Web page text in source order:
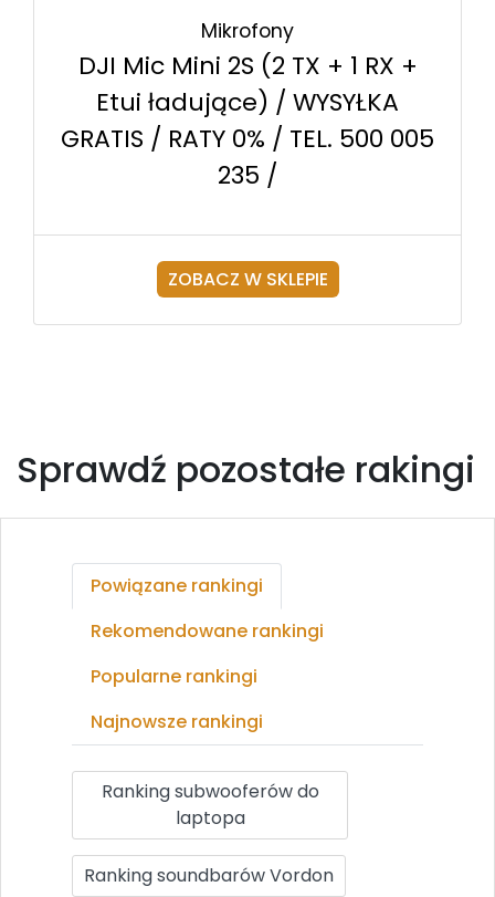
Mikrofony
DJI Mic Mini 2S (2 TX + 1 RX +
Etui ładujące) / WYSYŁKA
GRATIS / RATY 0% / TEL. 500 005
235 /
ZOBACZ W SKLEPIE
Sprawdź pozostałe rakingi
Powiązane rankingi
Rekomendowane rankingi
Popularne rankingi
Najnowsze rankingi
Ranking subwooferów do
laptopa
Ranking soundbarów Vordon